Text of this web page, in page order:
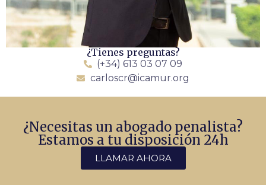
¿Tienes preguntas?
(+34) 613 03 07 09
carloscr@icamur.org
¿Necesitas un abogado penalista?
Estamos a tu disposición 24h
LLAMAR AHORA